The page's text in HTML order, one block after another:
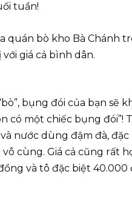
tuần!
bò kho Bà Chánh
giá cả bình dân.
bụng đói của bạn sẽ
có một chiếc bụng đói”!
nước dùng đậm đà,
cùng. Giá cả cũng rất
và tô đặc biệt 40.000